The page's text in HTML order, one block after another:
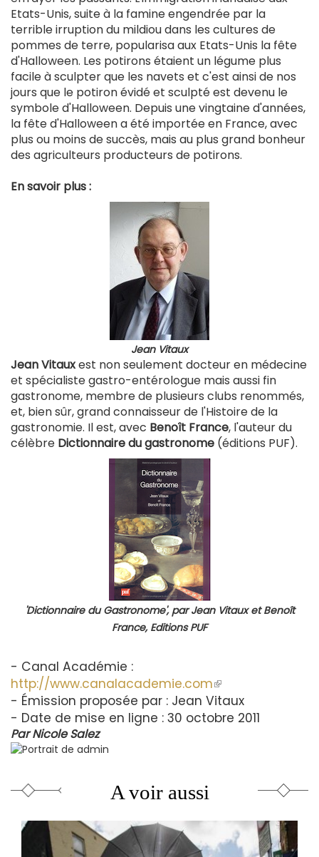
Etats-Unis, suite à la famine engendrée par la
terrible irruption du mildiou dans les cultures de
pommes de terre, popularisa aux Etats-Unis la fête
d'Halloween. Les potirons étaient un légume plus
facile à sculpter que les navets et c'est ainsi de nos
jours que le potiron évidé et sculpté est devenu le
symbole d'Halloween. Depuis une vingtaine d'années,
la fête d'Halloween a été importée en France, avec
plus ou moins de succès, mais au plus grand bonheur
des agriculteurs producteurs de potirons.
En savoir plus :
Jean Vitaux
Jean Vitauxest non seulement docteur en médecine
et spécialiste gastro-entérologue mais aussi fin
gastronome, membre de plusieurs clubs renommés,
et, bien sûr, grand connaisseur de l'Histoire de la
gastronomie. Il est, avec Benoît France, l'auteur du
célèbre Dictionnaire du gastronome (éditions PUF).
'Dictionnaire du Gastronome', par Jean Vitaux et Benoît
France, Editions PUF
- Canal Académie :
http://www.canalacademie.com(le
lien
est
- Émission proposée par : Jean Vitaux
- Date de mise en ligne : 30 octobre 2011
ParNicole Salez
A voir aussi